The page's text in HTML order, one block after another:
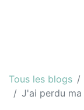
Tous les blogs
J'ai perdu ma